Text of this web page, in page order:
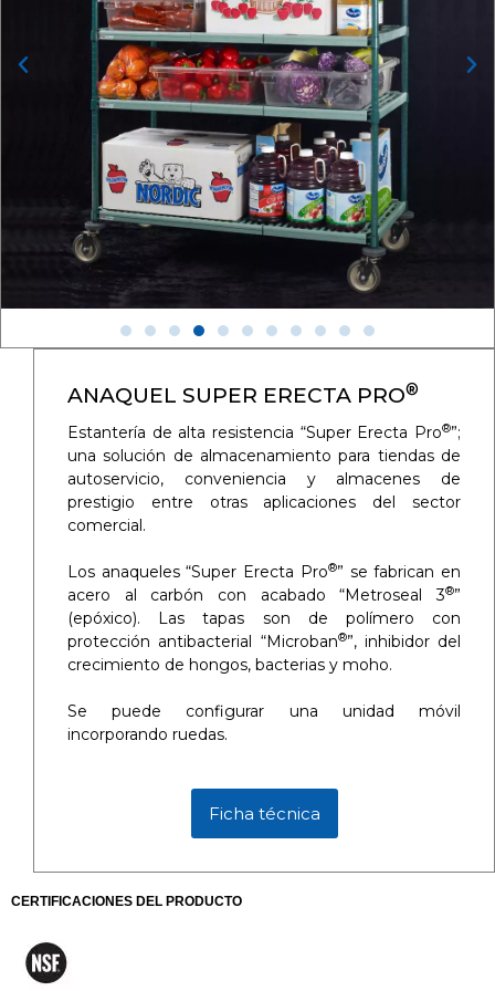
ANAQUEL SUPER ERECTA PRO®
Estantería de alta resistencia “Super Erecta Pro®”;
una solución de almacenamiento para tiendas de
autoservicio, conveniencia y almacenes de
prestigio entre otras aplicaciones del sector
comercial.
Los anaqueles “Super Erecta Pro®” se fabrican en
acero al carbón con acabado “Metroseal 3®”
(epóxico). Las tapas son de polímero con
protección antibacterial “Microban®”, inhibidor del
crecimiento de hongos, bacterias y moho.
Se puede configurar una unidad móvil
incorporando ruedas.
Ficha técnica
CERTIFICACIONES DEL PRODUCTO